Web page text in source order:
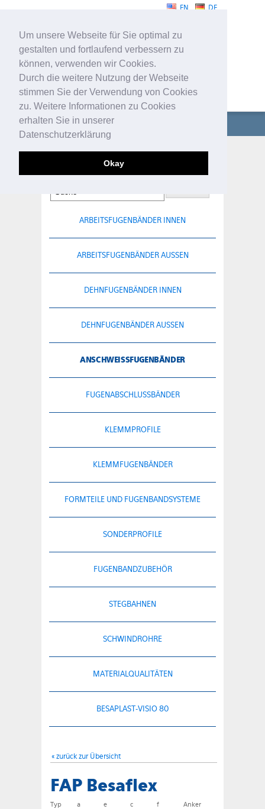
Um unsere Webseite für Sie optimal zu
gestalten und fortlaufend verbessern zu
können, verwenden wir Cookies.
Durch die weitere Nutzung der Webseite
stimmen Sie der Verwendung von Cookies
zu. Weitere Informationen zu Cookies
erhalten Sie in unserer
Datenschutzerklärung
Okay
DE
EN
FUGENBÄNDER
UNTERNEHMEN
FUGENBÄNDER
KONTAKT
ANSCHWEISSFUGENBÄNDER
ARBEITSFUGENBÄNDER INNEN
ARBEITSFUGENBÄNDER AUSSEN
DEHNFUGENBÄNDER INNEN
DEHNFUGENBÄNDER AUSSEN
ANSCHWEISSFUGENBÄNDER
FUGENABSCHLUSSBÄNDER
KLEMMPROFILE
KLEMMFUGENBÄNDER
FORMTEILE UND FUGENBANDSYSTEME
SONDERPROFILE
FUGENBANDZUBEHÖR
STEGBAHNEN
SCHWINDROHRE
MATERIALQUALITÄTEN
BESAPLAST-VISIO 80
« zurück zur Übersicht
FAP Besaflex
Typ a e c f Anker